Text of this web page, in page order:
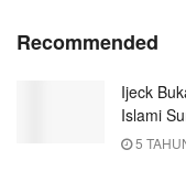
Recommended
Ijeck
Islami
5